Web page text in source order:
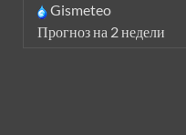
Gismeteo
Прогноз на 2 недели